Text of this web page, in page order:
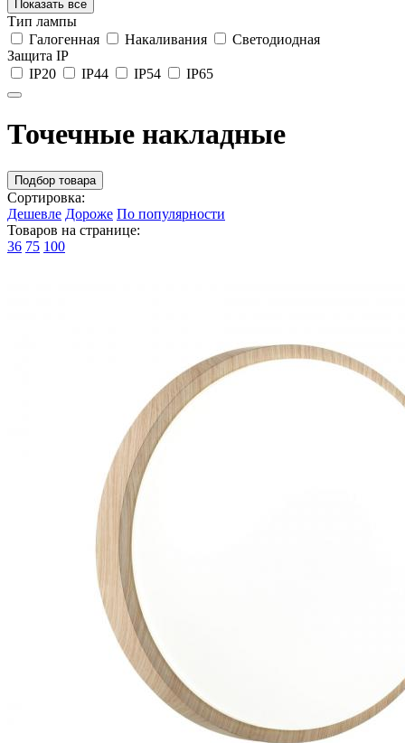
Показать все
Тип лампы
Галогенная
Накаливания
Светодиодная
Защита IP
IP20
IP44 IP54 IP65
Точечные накладные
Подбор товара
Сортировка:
Дешевле Дороже По популярности
Товаров на странице:
36 75 100